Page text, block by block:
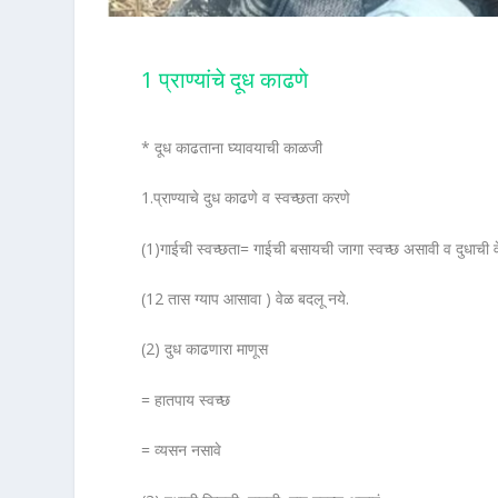
1 प्राण्यांचे दूध काढणे
* दूध काढताना घ्यावयाची काळजी
1.प्राण्याचे दुध काढणे व स्वच्छता करणे
(1)गाईची स्वच्छता= गाईची बसायची जागा स्वच्छ असावी व दुधाची
(12 तास ग्याप आसावा ) वेळ बदलू नये.
(2) दुध काढणारा माणूस
= हातपाय स्वच्छ
= व्यसन नसावे